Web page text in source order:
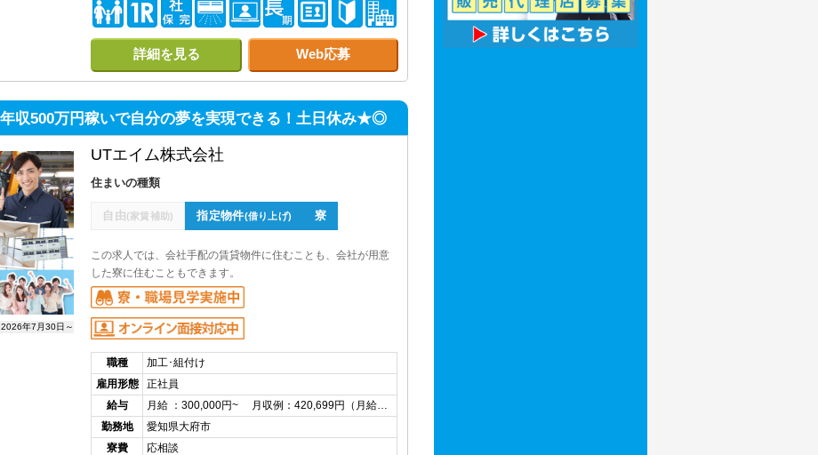
詳細を見る Web応募
年収500万円稼いで自分の夢を実現できる！土日休み★◎
年7月30日～
UTエイム株式会社
住まいの種類
自由(家賃補助) 指定物件(借り上げ) 寮
この求人では、会社手配の賃貸物件に住むことも、会社が用意
した寮に住むこともできます。
職種
加工･組付け
雇用形態
正社員
給与
月給 ：300,000円~ 月収例：420,699円（月給…
勤務地
愛知県大府市
寮費
応相談